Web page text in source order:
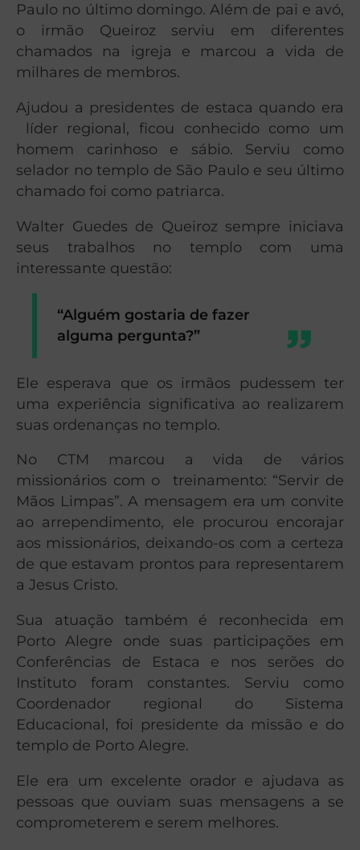
Paulo no último domingo. Além de pai e avó,
o irmão Queiroz serviu em diferentes
chamados na igreja e marcou a vida de
milhares de membros.
Ajudou a presidentes de estaca quando era
líder regional, ficou conhecido como um
homem carinhoso e sábio. Serviu como
selador no templo de São Paulo e seu último
chamado foi como patriarca.
Walter Guedes de Queiroz sempre iniciava
seus trabalhos no templo com uma
interessante questão:
“Alguém gostaria de fazer
alguma pergunta?”
Ele esperava que os irmãos pudessem ter
uma experiência significativa ao realizarem
suas ordenanças no templo.
No CTM marcou a vida de vários
missionários com o treinamento: “Servir de
Mãos Limpas”. A mensagem era um convite
ao arrependimento, ele procurou encorajar
aos missionários, deixando-os com a certeza
de que estavam prontos para representarem
a Jesus Cristo.
Sua atuação também é reconhecida em
Porto Alegre onde suas participações em
Conferências de Estaca e nos serões do
Instituto foram constantes. Serviu como
Coordenador regional do Sistema
Educacional, foi presidente da missão e do
templo de Porto Alegre.
Ele era um excelente orador e ajudava as
pessoas que ouviam suas mensagens a se
comprometerem e serem melhores.